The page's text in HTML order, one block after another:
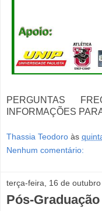
PERGUNTAS
INFORMAÇÕES
Thassia Teodoro às
Nenhum comentário:
terça-feira, 16 de
Pós-